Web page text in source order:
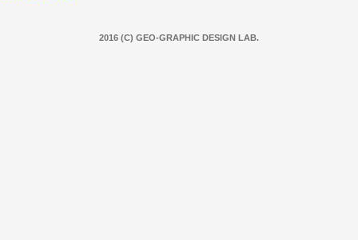
2016 (C) GEO-GRAPHIC DESIGN LAB.